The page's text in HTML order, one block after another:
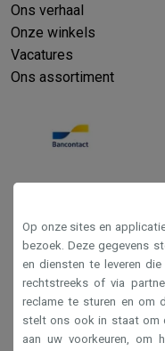
Ons verhaal
Onze winkels
Vacatures
Ons assortiment
Op onze sites en
bezoek. Deze gegevens
en diensten te leveren
rechtstreeks of via
reclame te sturen en om
stelt ons ook in staat om
aan uw voorkeuren, om